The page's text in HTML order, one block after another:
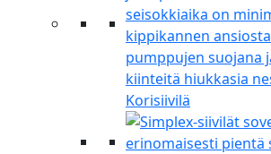
Korisiivilä